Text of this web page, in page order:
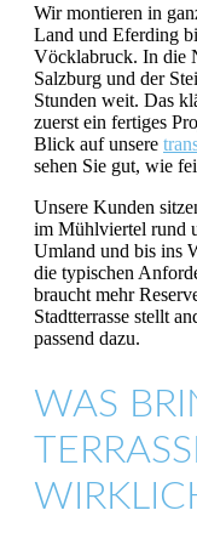
Wir montieren in
Land und Eferding
Vöcklabruck. In die
Salzburg und der
Stunden weit. Das
zuerst ein fertiges
Blick auf unsere
sehen Sie gut, wie
Unsere Kunden
im Mühlviertel rund
Umland und bis ins
die typischen
braucht mehr
Stadtterrasse stellt
passend dazu.
WAS